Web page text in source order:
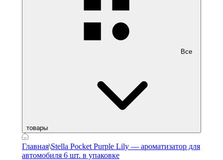
Все
товары
Главная\Stella Pocket Purple Lily — ароматизатор для
автомобиля 6 шт. в упаковке